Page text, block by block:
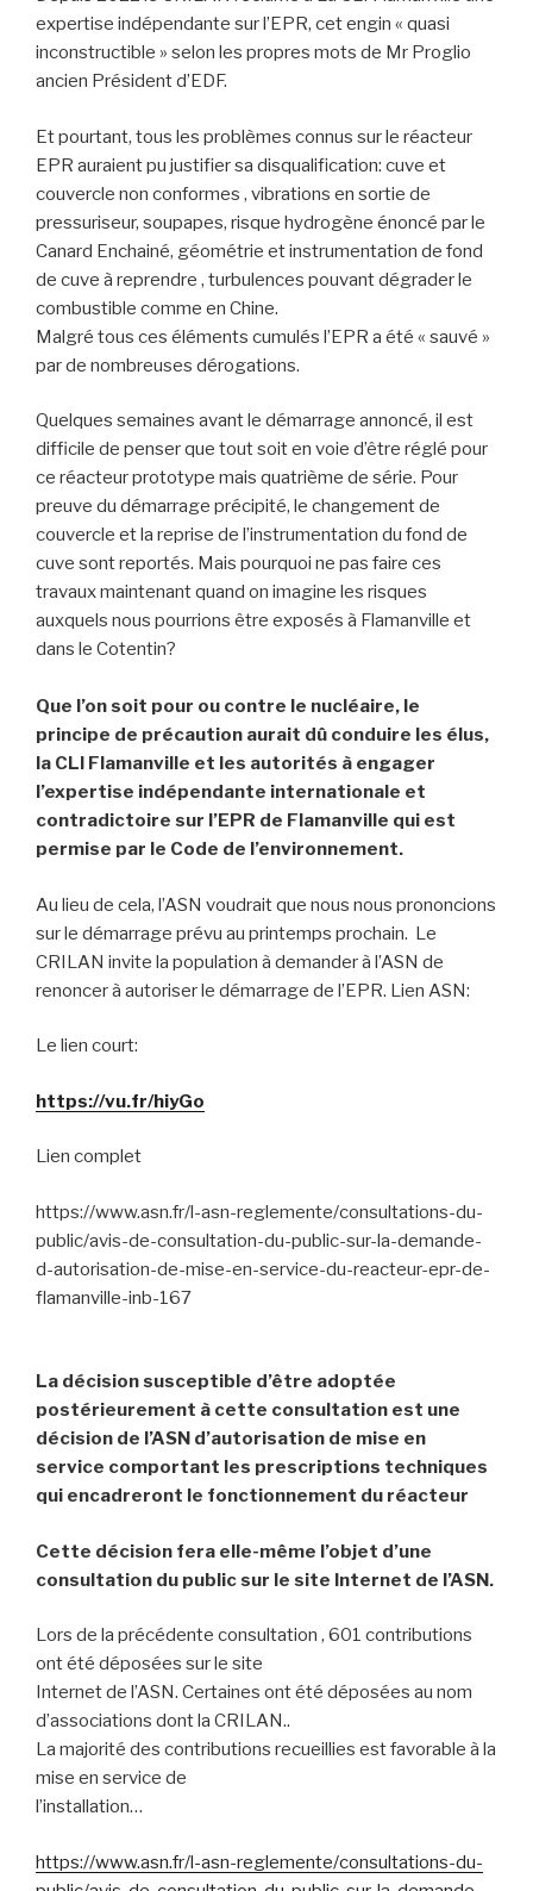
expertise indépendante sur l’EPR, cet engin « quasi
inconstructible » selon les propres mots de Mr Proglio
ancien Président d’EDF.
Et pourtant, tous les problèmes connus sur le réacteur
EPR auraient pu justifier sa disqualification: cuve et
couvercle non conformes , vibrations en sortie de
pressuriseur, soupapes, risque hydrogène énoncé par le
Canard Enchainé, géométrie et instrumentation de fond
de cuve à reprendre , turbulences pouvant dégrader le
combustible comme en Chine.
Malgré tous ces éléments cumulés l’EPR a été « sauvé »
par de nombreuses dérogations.
Quelques semaines avant le démarrage annoncé, il est
difficile de penser que tout soit en voie d’être réglé pour
ce réacteur prototype mais quatrième de série. Pour
preuve du démarrage précipité, le changement de
couvercle et la reprise de l’instrumentation du fond de
cuve sont reportés. Mais pourquoi ne pas faire ces
travaux maintenant quand on imagine les risques
auxquels nous pourrions être exposés à Flamanville et
dans le Cotentin?
Que l’on soit pour ou contre le nucléaire, le
principe de précaution aurait dû conduire les élus,
la CLI Flamanville et les autorités à engager
l’expertise indépendante internationale et
contradictoire sur l’EPR de Flamanville qui est
permise par le Code de l’environnement.
Au lieu de cela, l’ASN voudrait que nous nous prononcions
sur le démarrage prévu au printemps prochain. Le
CRILAN invite la population à demander à l’ASN de
renoncer à autoriser le démarrage de l’EPR. Lien ASN:
Le lien court:
https://vu.fr/hiyGo
Lien complet
https://www.asn.fr/l-asn-reglemente/consultations-du-
public/avis-de-consultation-du-public-sur-la-demande-
d-autorisation-de-mise-en-service-du-reacteur-epr-de-
flamanville-inb-167
La décision susceptible d’être adoptée
postérieurement à cette consultation est une
décision de l’ASN d’autorisation de mise en
service comportant les prescriptions techniques
qui encadreront le fonctionnement du réacteur
Cette décision fera elle-même l’objet d’une
consultation du public sur le site Internet de l’ASN.
Lors de la précédente consultation , 601 contributions
ont été déposées sur le site
Internet de l’ASN. Certaines ont été déposées au nom
d’associations dont la CRILAN..
La majorité des contributions recueillies est favorable à la
mise en service de
l’installation…
https://www.asn.fr/l-asn-reglemente/consultations-du-